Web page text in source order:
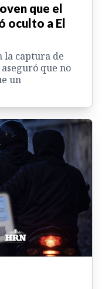
que el
oculto a El
la captura de
que no
un